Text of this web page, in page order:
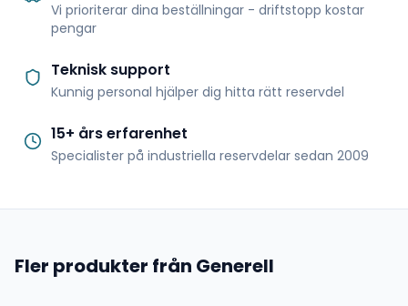
Vi prioriterar dina beställningar - driftstopp kostar
pengar
Teknisk support
Kunnig personal hjälper dig hitta rätt reservdel
15+ års erfarenhet
Specialister på industriella reservdelar sedan 2009
Fler produkter från Generell